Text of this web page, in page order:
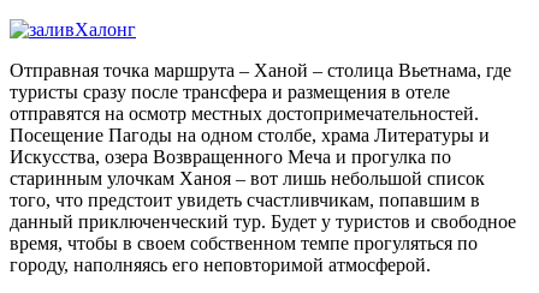
Отправная точка маршрута – Ханой – столица Вьетнама, где
туристы сразу после трансфера и размещения в отеле
отправятся на осмотр местных достопримечательностей.
Посещение Пагоды на одном столбе, храма Литературы и
Искусства, озера Возвращенного Меча и прогулка по
старинным улочкам Ханоя – вот лишь небольшой список
того, что предстоит увидеть счастливчикам, попавшим в
данный приключенческий тур. Будет у туристов и свободное
время, чтобы в своем собственном темпе прогуляться по
городу, наполняясь его неповторимой атмосферой.